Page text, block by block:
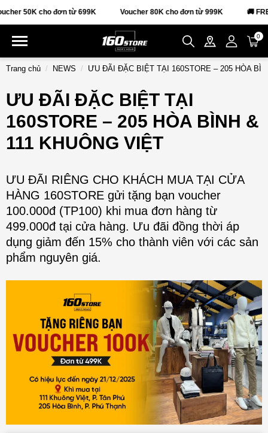
50K cho đơn từ 699K Voucher 80K cho đơn từ 999K 🚚
0
Trang chủ NEWS ƯU ĐÃI ĐẶC BIỆT TẠI 160STORE – 205 HÒA
ƯU ĐÃI ĐẶC BIỆT TẠI
160STORE – 205 HÒA BÌNH &
111 KHUÔNG VIỆT
ƯU ĐÃI RIÊNG CHO KHÁCH MUA TẠI CỬA
HÀNG 160STORE gửi tặng bạn voucher
100.000đ (TP100) khi mua đơn hàng từ
499.000đ tại cửa hàng. Ưu đãi đồng thời áp
dụng giảm đến 15% cho thành viên với các sản
phẩm nguyên giá.